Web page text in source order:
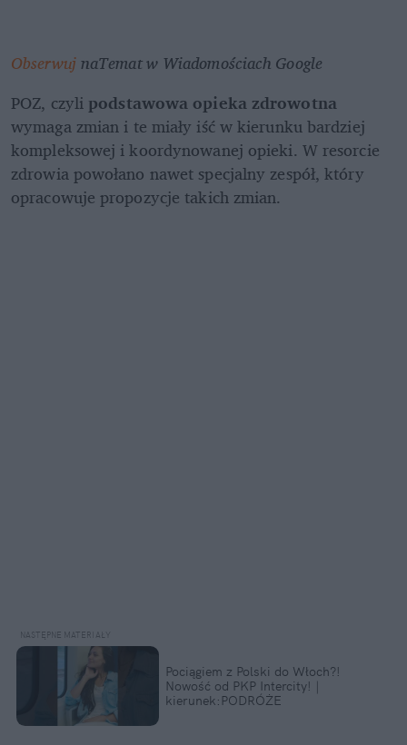
Obserwuj naTemat w Wiadomościach Google
POZ, czyli
podstawowa opieka zdrowotna
wymaga zmian i te miały iść w kierunku bardziej
kompleksowej i koordynowanej opieki. W resorcie
zdrowia powołano nawet specjalny zespół, który
opracowuje propozycje takich zmian.
Pociągiem z Polski do Włoch?!
Nowość od PKP Intercity! |
kierunek:PODRÓŻE